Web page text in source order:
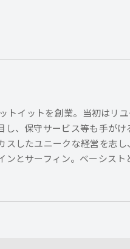
トイットを創業。当初はリ
、保守サービス等も手がけ
したユニークな経営を志
とサーフィン。ベーシスト